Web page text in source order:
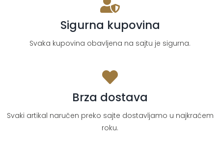
Sigurna kupovina
Svaka kupovina obavljena na sajtu je sigurna.
Brza dostava
Svaki artikal naručen preko sajte dostavljamo u najkraćem
roku.